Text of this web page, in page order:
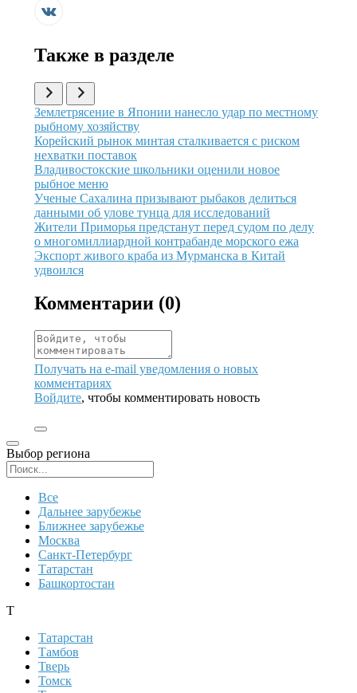
Также в разделе
Иллюстрация новости
Землетрясение в Японии нанесло удар по местному
рыбному хозяйству
Иллюстрация новости
Корейский рынок минтая сталкивается с риском
нехватки поставок
Иллюстрация новости
Владивостокские школьники оценили новое
рыбное меню
Иллюстрация новости
Ученые Сахалина призывают рыбаков делиться
данными об улове тунца для исследований
Иллюстрация новости
Жители Приморья предстанут перед судом по делу
о многомиллиардной контрабанде морского ежа
Иллюстрация новости
Экспорт живого краба из Мурманска в Китай
удвоился
Комментарии (0)
Получать на e‑mail уведомления о новых
комментариях
Войдите, чтобы комментировать новость
Выбор региона
Все
Дальнее зарубежье
Ближнее зарубежье
Москва
Санкт-Петербург
Татарстан
Башкортостан
Т
Татарстан
Тамбов
Тверь
Томск